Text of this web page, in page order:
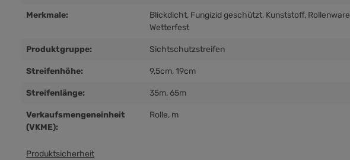
Merkmale: Blickdicht, Fungizid geschützt, Kunststoff, Rollenware
Wetterfest
Produktgruppe: Sichtschutzstreifen
Streifenhöhe: 9,5cm, 19cm
Streifenlänge: 35m, 65m
Verkaufsmengeneinheit
(VKME):
Rolle, m
Produktsicherheit